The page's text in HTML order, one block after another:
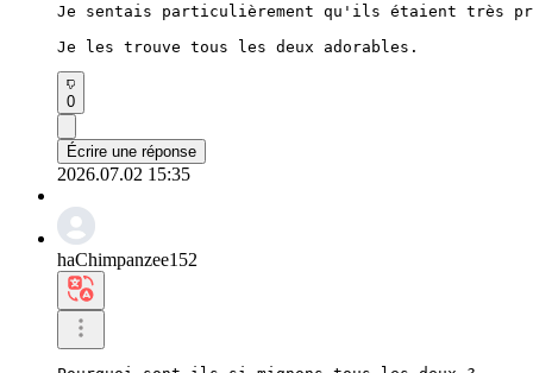
Je sentais particulièrement qu'ils étaient très
Je les trouve tous les deux adorables.
0
Écrire une réponse
2026.07.02 15:35
haChimpanzee152